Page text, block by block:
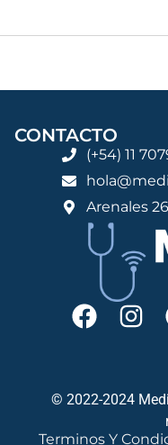
CONTACTO
(+54) 11
Arenales
© 2022-2024
Terminos Y